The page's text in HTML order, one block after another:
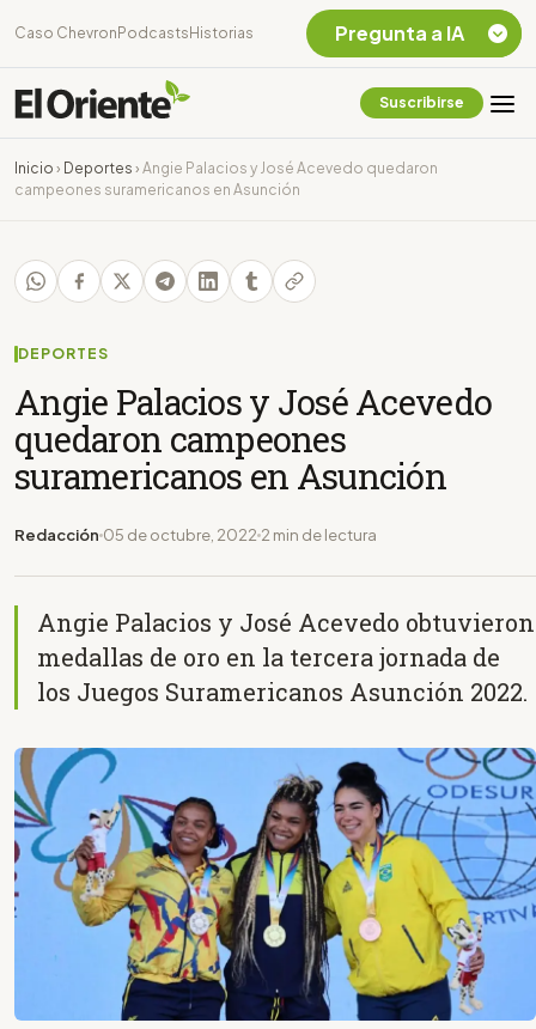
Caso Chevron Podcasts Historias
Suscribirse
Inicio › Deportes › Angie Palacios y José Acevedo quedaron
campeones suramericanos en Asunción
DEPORTES
Angie Palacios y José Acevedo
quedaron campeones
suramericanos en Asunción
Redacción 05 de octubre, 2022 2 min de lectura
Angie Palacios y José Acevedo obtuvieron
medallas de oro en la tercera jornada de
los Juegos Suramericanos Asunción 2022.
Pregunta a IA
Chevron Ecuador